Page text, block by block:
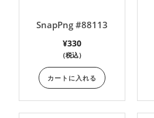
SnapPng #88113
¥330
（税込）
カートに入れる